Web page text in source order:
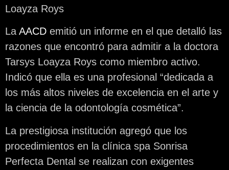
Loayza Roys
La AACD emitió un informe en el que detalló las
razones que encontró para admitir a la doctora
Tarsys Loayza Roys como miembro activo.
Indicó que ella es una profesional “dedicada a
los más altos niveles de excelencia en el arte y
la ciencia de la odontología cosmética”.
La prestigiosa institución agregó que los
procedimientos en la clínica spa Sonrisa
Perfecta Dental se realizan con exigentes